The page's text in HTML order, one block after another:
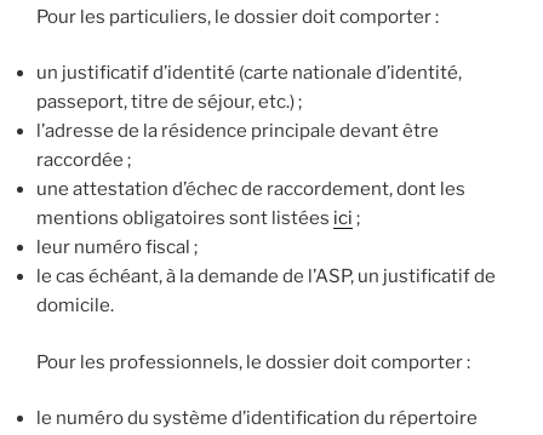
Pour les particuliers, le dossier doit comporter :
un justificatif d’identité (carte nationale d’identité,
passeport, titre de séjour, etc.) ;
l’adresse de la résidence principale devant être
raccordée ;
une attestation d’échec de raccordement, dont les
mentions obligatoires sont listées ici ;
leur numéro fiscal ;
le cas échéant, à la demande de l’ASP, un justificatif de
domicile.
Pour les professionnels, le dossier doit comporter :
le numéro du système d’identification du répertoire